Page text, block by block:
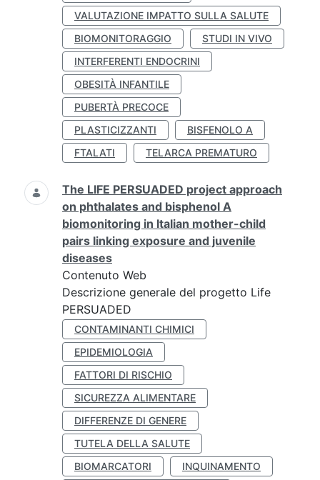
VALUTAZIONE IMPATTO SULLA SALUTE
BIOMONITORAGGIO
STUDI IN VIVO
INTERFERENTI ENDOCRINI
OBESITÀ INFANTILE
PUBERTÀ PRECOCE
PLASTICIZZANTI
BISFENOLO A
FTALATI
TELARCA PREMATURO
The LIFE PERSUADED project approach
on phthalates and bisphenol A
biomonitoring in Italian mother-child
pairs linking exposure and juvenile
diseases
Contenuto Web
Descrizione generale del progetto Life
PERSUADED
CONTAMINANTI CHIMICI
EPIDEMIOLOGIA
FATTORI DI RISCHIO
SICUREZZA ALIMENTARE
DIFFERENZE DI GENERE
TUTELA DELLA SALUTE
BIOMARCATORI
INQUINAMENTO